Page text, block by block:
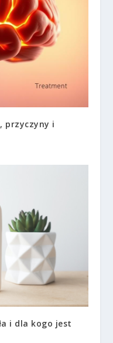
przyczyny i
i dla kogo jest